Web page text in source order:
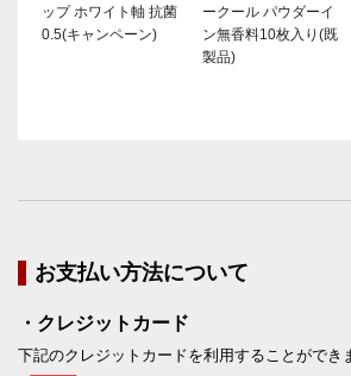
ップ ホワイト軸 抗菌
0.5(キャンペーン)
ークール パウダーイ
ン無香料10枚入り(既
製品)
お支払い方法について
・クレジットカード
下記のクレジットカードを利用することができ